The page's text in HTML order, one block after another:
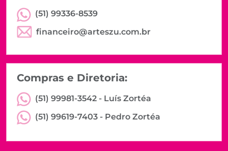
(51) 99336-8539
financeiro@arteszu.com.br
Compras e Diretoria:
(51) 99981-3542 - Luís Zortéa
(51) 99619-7403 - Pedro Zortéa